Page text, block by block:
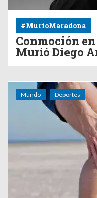
#MurioMaradona
Conmoción
Murió Diego
Mundo Deportes